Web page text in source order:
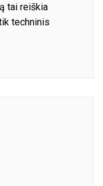
tai reiškia
techninis